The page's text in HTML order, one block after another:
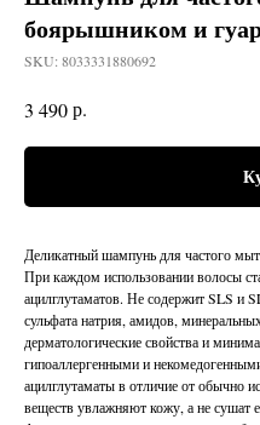
боярышником и
SKU: 8033331880692
3 490р.
Деликатный шампунь для частого
При каждом использовании волосы
ацилглутаматов. Не содержит SLS и
сульфата натрия, амидов,
дерматологические свойства и
гипоаллергенными и
ацилглутаматы в отличие от обычно
веществ увлажняют кожу, а не сушат